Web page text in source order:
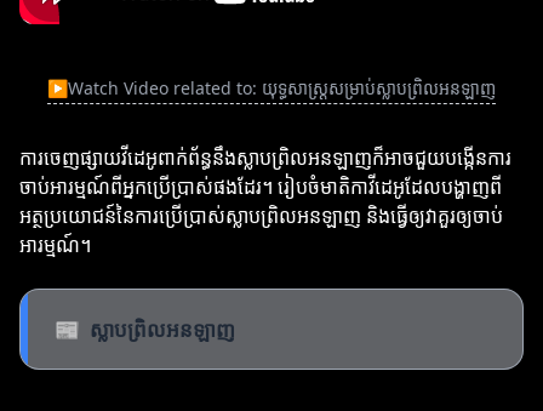
▶Watch Video related to: យុទ្ធសាស្ត្រសម្រាប់ស្លាបព្រិលអនឡាញ
ការចេញផ្សាយវីដេអូពាក់ព័ន្ធនឹងស្លាបព្រិលអនឡាញក៏អាចជួយបង្កើនការ
ចាប់អារម្មណ៍ពីអ្នកប្រើប្រាស់ផងដែរ។ រៀបចំមាតិកាវីដេអូដែលបង្ហាញពី
អត្ថប្រយោជន៍នៃការប្រើប្រាស់ស្លាបព្រិលអនឡាញ និងធ្វើឲ្យវាគួរឲ្យចាប់
អារម្មណ៍។
📰 ស្លាបព្រិលអនឡាញ